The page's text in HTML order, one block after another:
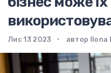
UA
Лис 13 2023 автор Ilona